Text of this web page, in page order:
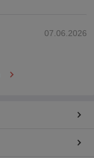
07.06.2026